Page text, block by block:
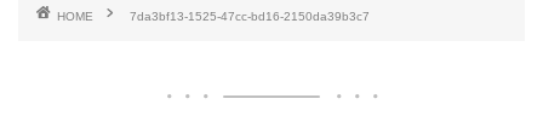
HOME 7da3bf13-1525-47cc-bd16-2150da39b3c7